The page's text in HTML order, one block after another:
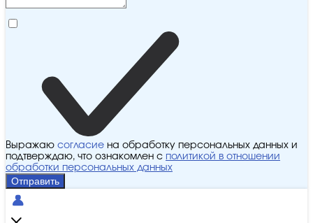
Выражаю согласие на обработку персональных данных и
подтверждаю, что ознакомлен с политикой в отношении
обработки персональных данных
Отправить